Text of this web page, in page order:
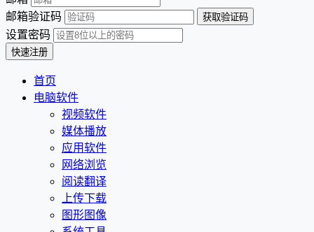
邮箱验证码
设置密码
首页
电脑软件
视频软件
媒体播放
应用软件
网络浏览
阅读翻译
上传下载
图形图像